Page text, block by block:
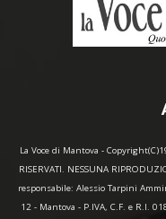
La Voce di Mantova -
RISERVATI. NESSUNA
responsabile: Alessio Tarpini
12 - Mantova - P.IVA, C.F. e R.I.